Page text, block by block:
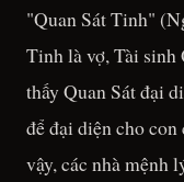
"Quan Sát Tinh"
Tinh là vợ, Tài sinh
thấy Quan Sát đại
để đại diện cho
vậy, các nhà mệnh